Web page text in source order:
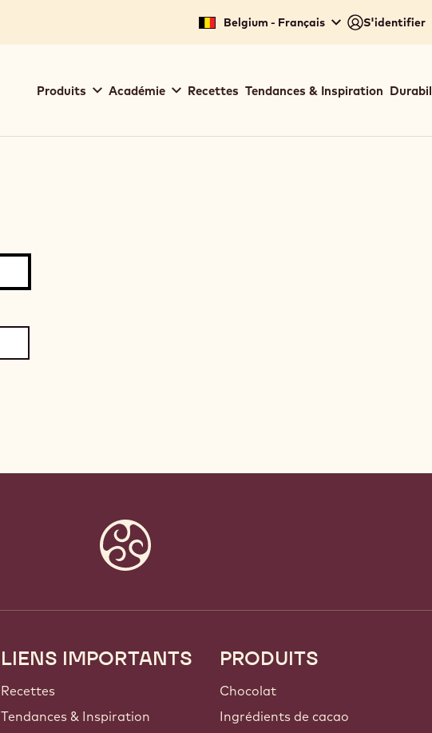
Belgium - Français S'identifier
navigation
Produits Académie Recettes Tendances & Inspiration
Footer
Callebaut
LIENS IMPORTANTS
Recettes
Tendances & Inspiration
PRODUITS
Chocolat
Ingrédients de cacao